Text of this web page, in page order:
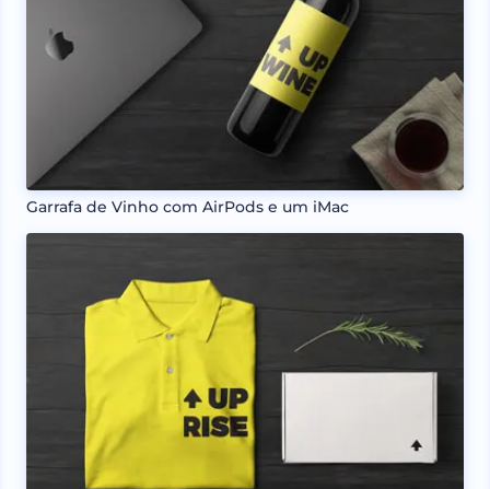
Garrafa de Vinho com AirPods e um iMac